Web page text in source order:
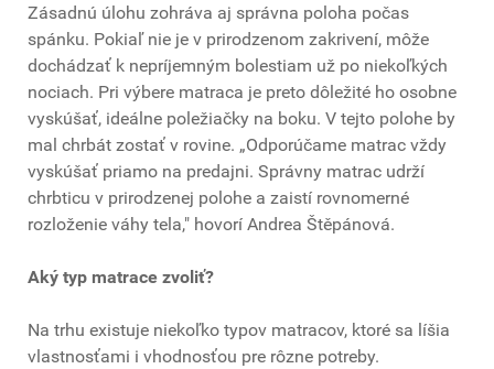
Zásadnú úlohu zohráva aj správna poloha počas
spánku. Pokiaľ nie je v prirodzenom zakrivení, môže
dochádzať k nepríjemným bolestiam už po niekoľkých
nociach. Pri výbere matraca je preto dôležité ho osobne
vyskúšať, ideálne poležiačky na boku. V tejto polohe by
mal chrbát zostať v rovine. „Odporúčame matrac vždy
vyskúšať priamo na predajni. Správny matrac udrží
chrbticu v prirodzenej polohe a zaistí rovnomerné
rozloženie váhy tela," hovorí Andrea Štěpánová.
Aký typ matrace zvoliť?
Na trhu existuje niekoľko typov matracov, ktoré sa líšia
vlastnosťami i vhodnosťou pre rôzne potreby.